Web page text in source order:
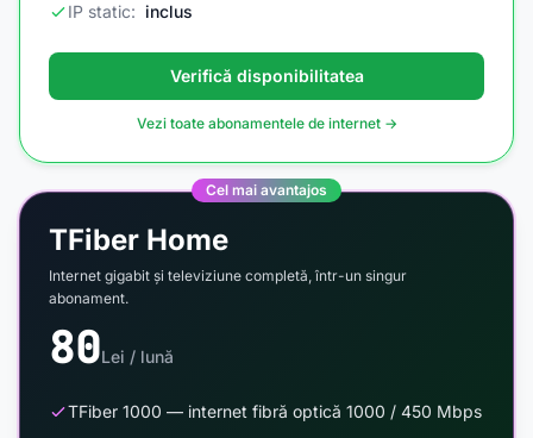
IP static: inclus
Verifică disponibilitatea
Vezi toate abonamentele de internet →
Cel mai avantajos
TFiber Home
Internet gigabit și televiziune completă, într-un singur
abonament.
80Lei / lună
TFiber 1000 — internet fibră optică 1000 / 450 Mbps